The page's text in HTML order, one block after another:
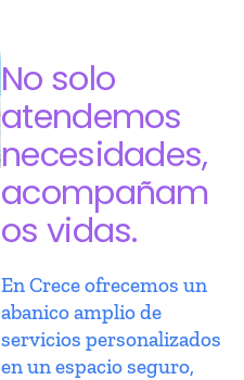
No solo
atendemos
necesidades,
acompañam
os vidas.
En Crece ofrecemos un
abanico amplio de
servicios personalizados
en un espacio seguro,